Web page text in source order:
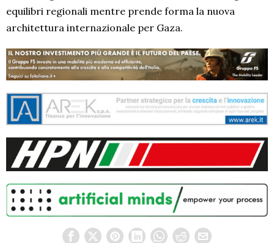
equilibri regionali mentre prende forma la nuova
architettura internazionale per Gaza.